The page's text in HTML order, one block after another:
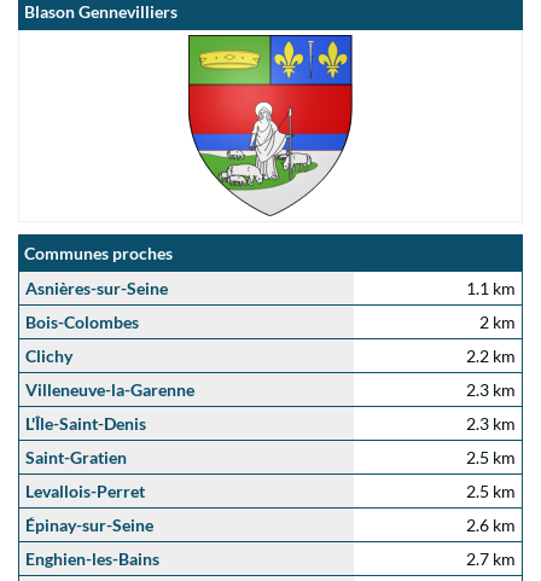
Blason Gennevilliers
Communes proches
Asnières-sur-Seine
1.1 km
Bois-Colombes
2 km
Clichy
2.2 km
Villeneuve-la-Garenne
2.3 km
L'Île-Saint-Denis
2.3 km
Saint-Gratien
2.5 km
Levallois-Perret
2.5 km
Épinay-sur-Seine
2.6 km
Enghien-les-Bains
2.7 km